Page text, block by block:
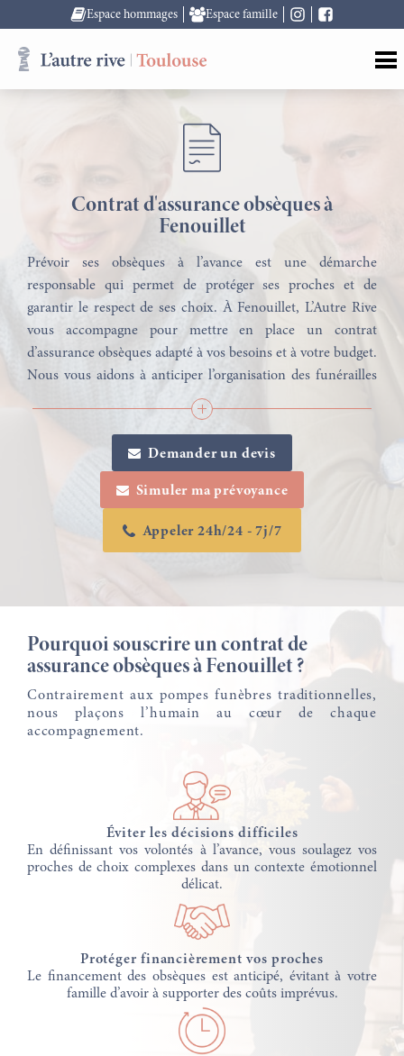
Espace hommages Espace famille
Contrat d'assurance obsèques à
Fenouillet
Prévoir ses obsèques à l’avance est une démarche
responsable qui permet de protéger ses proches et de
garantir le respect de ses choix. À Fenouillet, L’Autre Rive
vous accompagne pour mettre en place un contrat
d’assurance obsèques adapté à vos besoins et à votre budget.
Nous vous aidons à anticiper l’organisation des funérailles
avec des solutions claires, humaines et personnalisées.
Demander un devis
Simuler ma prévoyance
Appeler 24h/24 - 7j/7
Pourquoi souscrire un contrat de
assurance obsèques à Fenouillet ?
Contrairement aux pompes funèbres traditionnelles,
nous plaçons l’humain au cœur de chaque
accompagnement.
Éviter les décisions difficiles
En définissant vos volontés à l’avance, vous soulagez vos
proches de choix complexes dans un contexte émotionnel
délicat.
Protéger financièrement vos proches
Le financement des obsèques est anticipé, évitant à votre
famille d’avoir à supporter des coûts imprévus.